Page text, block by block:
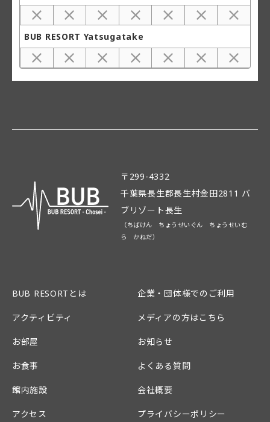
BUB RESORT Yatsugatake
〒299-4332
千葉県長生郡長生村金田2811 バ
ブリゾート長生
（ちばけん ちょうせいぐん ちょうせいむ
ら かねだ）
BUB RESORTとは
アクティビティ
お部屋
お食事
館内施設
アクセス
企業・団体様でのご利用
メディアの方はこちら
お知らせ
よくある質問
会社概要
プライバシーポリシー